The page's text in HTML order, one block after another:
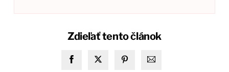
Zdieľať tento článok